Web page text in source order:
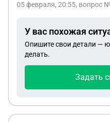
05 февраля, 20:55, вопрос
У вас похожая
Опишите свои детали —
делать.
Задать